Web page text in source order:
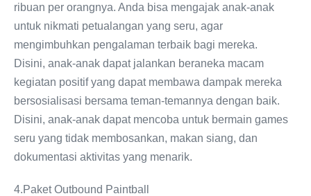
ribuan per orangnya. Anda bisa mengajak anak-anak
untuk nikmati petualangan yang seru, agar
mengimbuhkan pengalaman terbaik bagi mereka.
Disini, anak-anak dapat jalankan beraneka macam
kegiatan positif yang dapat membawa dampak mereka
bersosialisasi bersama teman-temannya dengan baik.
Disini, anak-anak dapat mencoba untuk bermain games
seru yang tidak membosankan, makan siang, dan
dokumentasi aktivitas yang menarik.
4.Paket Outbound Paintball